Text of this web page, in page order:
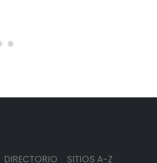
DIRECTORIO SITIOS A-Z